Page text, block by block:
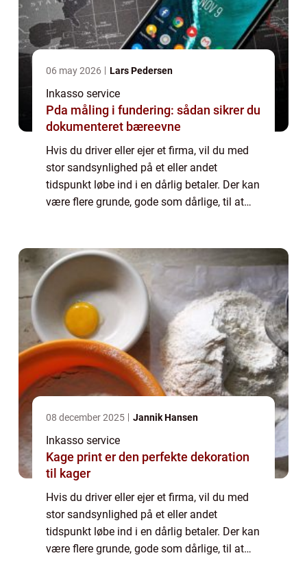
06 may 2026 Lars Pedersen
Inkasso service
Pda måling i fundering: sådan sikrer du
dokumenteret bæreevne
Hvis du driver eller ejer et firma, vil du med
stor sandsynlighed på et eller andet
tidspunkt løbe ind i en dårlig betaler. Der kan
være flere grunde, gode som dårlige, til at
08 december 2025 Jannik Hansen
Inkasso service
Kage print er den perfekte dekoration
til kager
Hvis du driver eller ejer et firma, vil du med
stor sandsynlighed på et eller andet
tidspunkt løbe ind i en dårlig betaler. Der kan
være flere grunde, gode som dårlige, til at